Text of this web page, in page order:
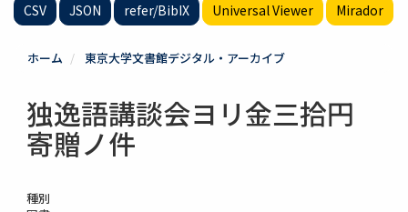
CSV JSON refer/BibIX Universal Viewer Mirador
ホーム 東京大学文書館デジタル・アーカイブ
独逸語講談会ヨリ金三拾円
寄贈ノ件
種別